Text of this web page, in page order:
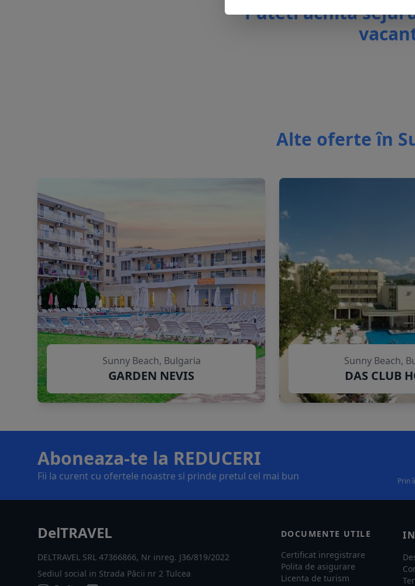
Puteti achita
Alte oferte în
Sunny Beach, Bulgaria
GARDEN NEVIS
Sunny Beach,
DAS CLUB
Aboneaza-te la REDUCERI
Fii la curent cu ofertele noastre si prinde pretul cel mai bun Prin
DelTRAVEL
DELTRAVEL SRL 47366866, Nr inreg. J36/819/2022
Sediul social in Strada Păcii nr 2 Tulcea
DOCUMENTE UTILE
Certificat inregistrare
Polita de asigurare
Licenta de turism